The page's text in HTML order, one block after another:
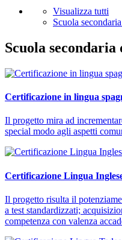
Visualizza tutti
Scuola
Scuola secondaria
Certificazione in lingua
Il progetto mira ad
special modo agli aspetti
Certificazione Lingua
Il progetto risulta il
a test standardizzati;
competenza con valenza